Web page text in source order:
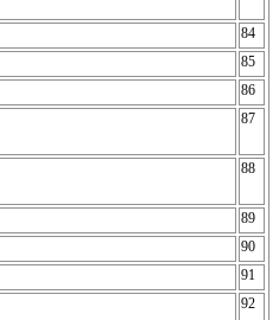
84
85
86
87
88
89
90
91
92